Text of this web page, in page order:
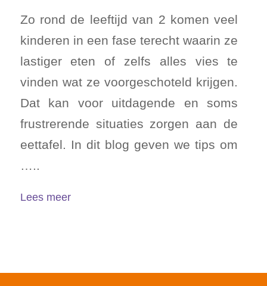
Zo rond de leeftijd van 2 komen veel
kinderen in een fase terecht waarin ze
lastiger eten of zelfs alles vies te
vinden wat ze voorgeschoteld krijgen.
Dat kan voor uitdagende en soms
frustrerende situaties zorgen aan de
eettafel. In dit blog geven we tips om
Lees meer